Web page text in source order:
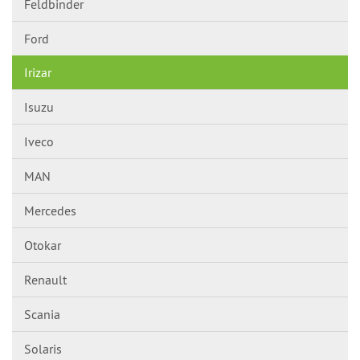
Feldbinder
Ford
Irizar
Isuzu
Iveco
MAN
Mercedes
Otokar
Renault
Scania
Solaris